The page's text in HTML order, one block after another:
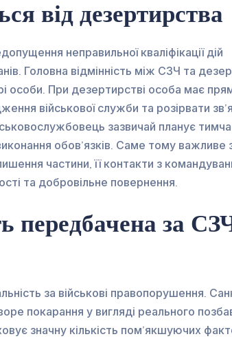
від дезертирства
неправильної кваліфікації дій
Головна відмінність між СЗЧ та
особи. При дезертирстві особа має
військової служби та розірвати
зазвичай планує
обов’язків. Саме тому важливе
частини, її контакти з
та добровільне повернення.
передбачена за
за військові правопорушення.
покарання у вигляді реального
значну кількість пом’якшуючих